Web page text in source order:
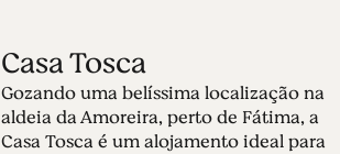
Casa Tosca
Gozando uma belíssima localização na
aldeia da Amoreira, perto de Fátima, a
Casa Tosca é um alojamento ideal para